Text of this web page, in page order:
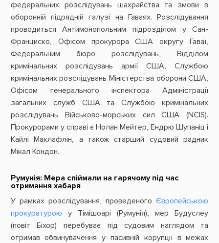
федеральних розслідувань шахрайства та змови в
оборонній підрядній галузі на Гаваях. Розслідування
проводиться Антимонопольним підрозділом у Сан-
Франциско, Офісом прокурора США округу Гаваї,
Федеральним бюро розслідувань, Відділом
кримінальних розслідувань армії США, Службою
кримінальних розслідувань Міністерства оборони США,
Офісом генерального інспектора Адміністрації
загальних служб США та Службою кримінальних
розслідувань Військово-морських сил США (NCIS).
Прокурорами у справі є Нолан Мейтер, Ендрю Шупаніц і
Кайлі Маклафлін, а також старший судовий радник
Мікал Кондон.
Румунія: Мера спіймали на гарячому під час
отримання хабаря
У рамках розслідування, проведеного Європейською
прокуратурою у Тімішоарі (Румунія), мер Будуслеу
(повіт Біхор) перебуває під судовим наглядом та
отримав обвинувачення у пасивній корупції в межах